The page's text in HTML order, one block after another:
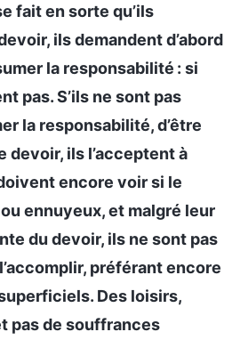
fait en sorte qu’ils
ils demandent d’abord
la responsabilité : si
pas. S’ils ne sont pas
la responsabilité, d’être
devoir, ils l’acceptent à
encore voir si le
ennuyeux, et malgré leur
du devoir, ils ne sont pas
préférant encore
Des loisirs,
pas de souffrances